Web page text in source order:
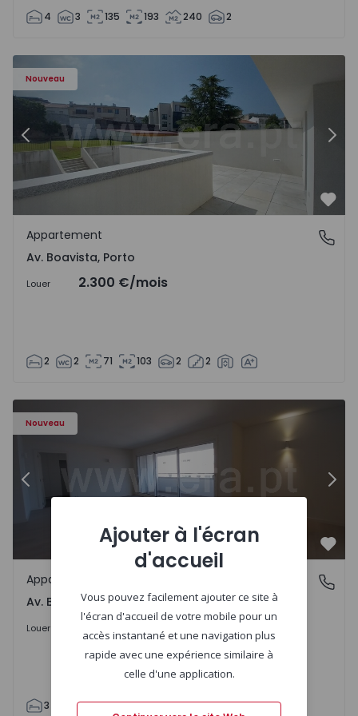
4 3 135 193 240 2
Nouveau
Appartement T2 Porto, Av. Boavista - 1575459 - 4
Précédent
Av. Boavista, Porto
Appartement
Av. Boavista, Porto
Louer 2.300 €/mois
2 2 71 103 2 2
Nouveau
Appartement T3 Porto, Av. Boavista - 1575472 - 5
Précédent
Av. Boavista, Porto
Appartement
Av. Boavista, Porto
Louer 2.300 € /mois
3 2 132 142 2 4
Ajouter à l'écran
d'accueil
Vous pouvez facilement ajouter ce site à
l'écran d'accueil de votre mobile pour un
accès instantané et une navigation plus
rapide avec une expérience similaire à
celle d'une application.